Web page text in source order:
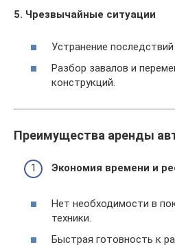
5. Чрезвычайные ситуации
Устранение
Разбор завалов и
конструкций.
Преимущества аренды
Экономия времени и
Нет необходимости в
техники.
Быстрая готовность к